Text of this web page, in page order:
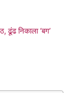
ढूंढ निकाला ‘बग’